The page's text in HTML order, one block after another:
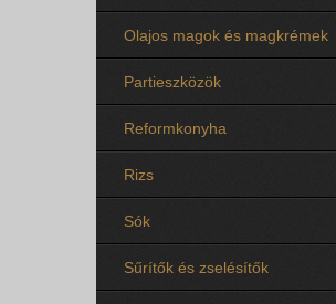
Olajos magok és magkrémek
Partieszközök
Reformkonyha
Rizs
Sók
Sűrítők és zselésítők